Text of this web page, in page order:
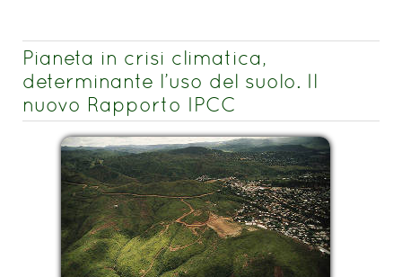
Pianeta in crisi climatica,
determinante l’uso del suolo. Il
nuovo Rapporto IPCC